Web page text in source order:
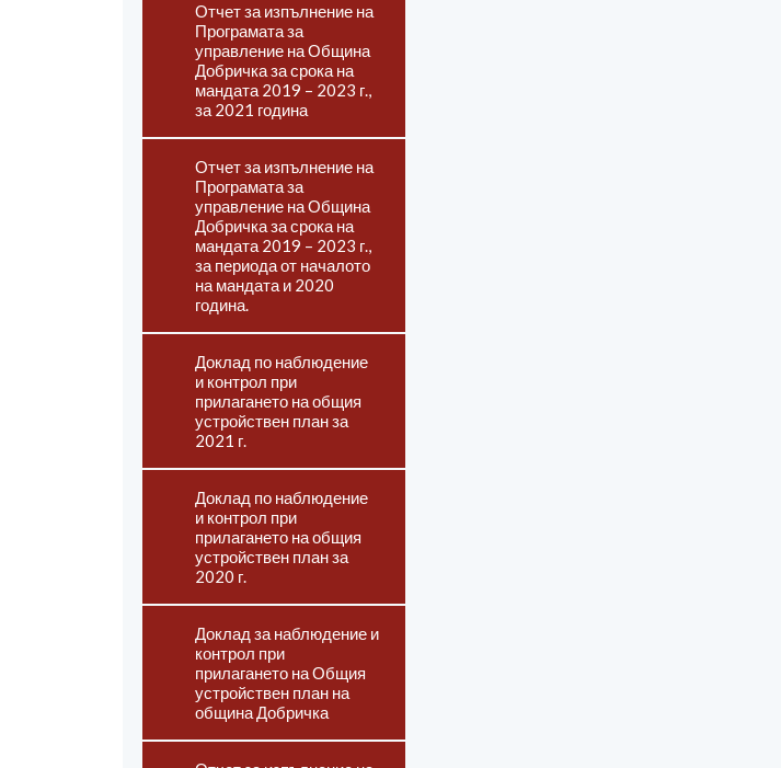
Отчет за изпълнение на
Програмата за
управление на Община
Добричка за срока на
мандата 2019 – 2023 г.,
за 2021 година
Отчет за изпълнение на
Програмата за
управление на Община
Добричка за срока на
мандата 2019 – 2023 г.,
за периода от началото
на мандата и 2020
година.
Доклад по наблюдение
и контрол при
прилагането на общия
устройствен план за
2021 г.
Доклад по наблюдение
и контрол при
прилагането на общия
устройствен план за
2020 г.
Доклад за наблюдение и
контрол при
прилагането на Общия
устройствен план на
община Добричка